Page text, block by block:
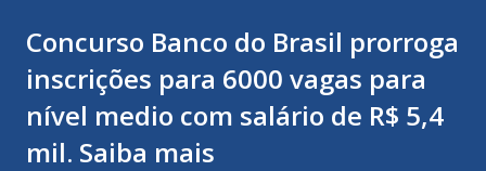
Concurso Banco do Brasil prorroga
inscrições para 6000 vagas para
nível medio com salário de R$ 5,4
mil. Saiba mais